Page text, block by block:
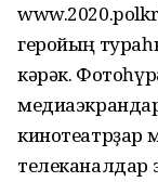
геройың
кәрәк.
кинотеатрҙар
телеканалдар